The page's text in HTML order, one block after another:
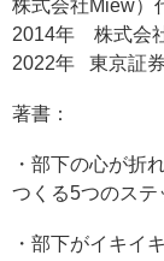
株式会社Miew）
2014年 株式会
2022年 東京証
著書：
・部下の心が折
つくる5つのステ
・部下がイキイ